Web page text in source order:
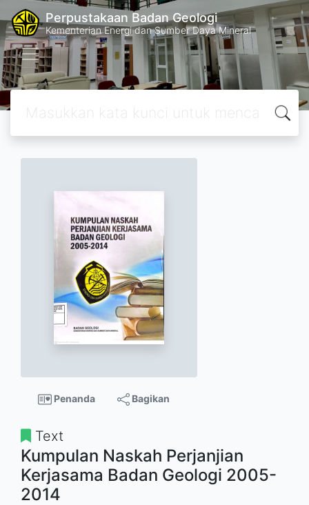
Perpustakaan Badan Geologi
Kementerian Energi dan Sumber Daya Mineral
Penanda Bagikan
Text
Kumpulan Naskah Perjanjian
Kerjasama Badan Geologi 2005-
2014